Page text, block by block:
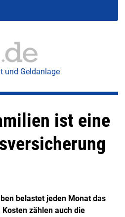
und Geldanlage
ist eine
belastet jeden Monat das
zählen auch die